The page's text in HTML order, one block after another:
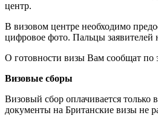
центр.
В визовом центре необходимо
цифровое фото. Пальцы
О готовности визы Вам сообщат по
Визовые сборы
Визовый сбор оплачивается
документы на Британские визы не